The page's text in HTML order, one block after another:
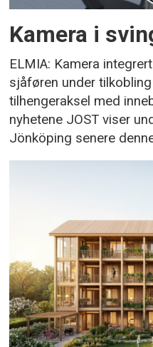
Kamera i
ELMIA: Kamera
sjåføren under
tilhengeraksel med
nyhetene JOST viser
Jönköping senere